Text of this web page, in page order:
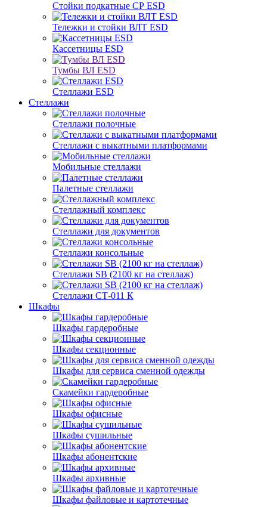
Стойки подкатные СР ESD
Тележки и стойки ВЛТ ESD
Кассетницы ESD
Тумбы ВЛ ESD
Стеллажи ESD
Стеллажи
Стеллажи полочные
Стеллажи с выкатными платформами
Мобильные стеллажи
Палетные стеллажи
Стеллажный комплекс
Стеллажи для документов
Стеллажи консольные
Стеллажи SB (2100 кг на стеллаж)
Стеллажи СТ-011 К
Шкафы
Шкафы гардеробные
Шкафы секционные
Шкафы для сервиса сменной одежды
Скамейки гардеробные
Шкафы офисные
Шкафы сушильные
Шкафы абонентские
Шкафы архивные
Шкафы файловые и картотечные